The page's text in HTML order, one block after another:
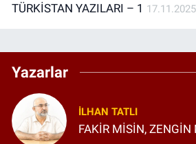
TÜRKİSTAN YAZILARI – 1 17.11.2025
Yazarlar
İLHAN TATLI
FAKİR MİSİN, ZENGİN